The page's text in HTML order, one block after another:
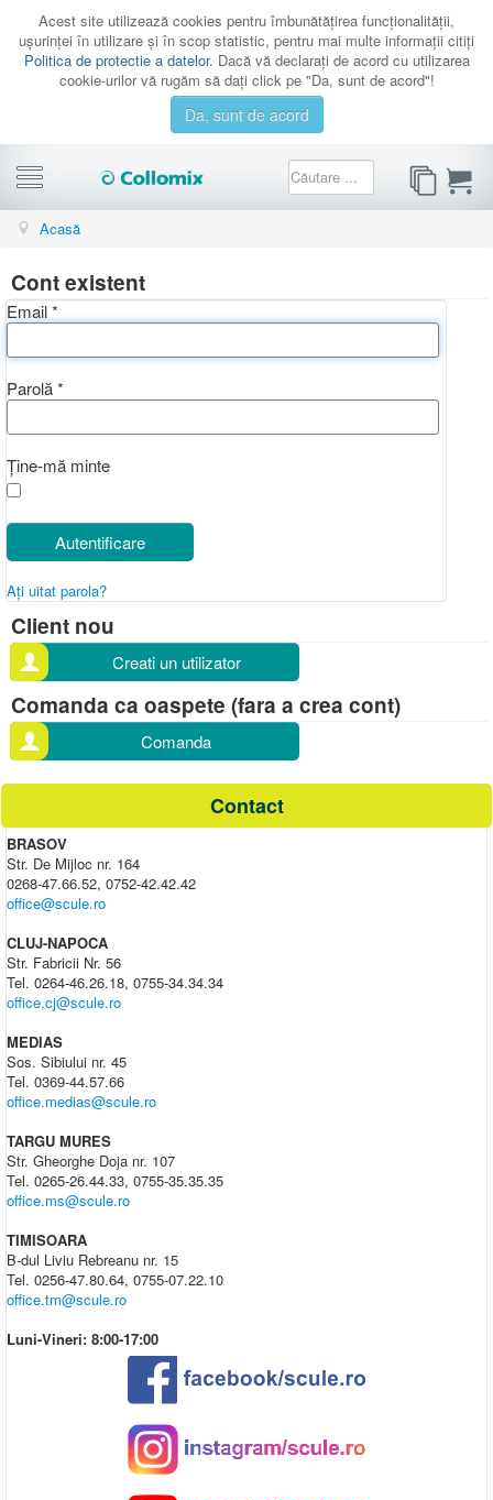
Acest site utilizează cookies pentru îmbunătăţirea funcţionalităţii,
uşurinţei în utilizare şi în scop statistic, pentru mai multe informaţii citiţi
Politica de protectie a datelor. Dacă vă declaraţi de acord cu utilizarea
cookie-urilor vă rugăm să daţi click pe "Da, sunt de acord"!
Da, sunt de acord
CATEGORII
CATALOAGE
SERVICE
CONTACT
AUTENTIFICARE
Acasă
Cont existent
Email*
Parolă*
Ține-mă minte
Autentificare
Aţi uitat parola?
Client nou
Creati un utilizator
Comanda ca oaspete (fara a crea cont)
Comanda
Contact
BRASOV
Str. De Mijloc nr. 164
0268-47.66.52, 0752-42.42.42
office@scule.ro
CLUJ-NAPOCA
Str. Fabricii Nr. 56
Tel. 0264-46.26.18, 0755-34.34.34
office.cj@scule.ro
MEDIAS
Sos. Sibiului nr. 45
Tel. 0369-44.57.66
office.medias@scule.ro
TARGU MURES
Str. Gheorghe Doja nr. 107
Tel. 0265-26.44.33, 0755-35.35.35
office.ms@scule.ro
TIMISOARA
B-dul Liviu Rebreanu nr. 15
Tel. 0256-47.80.64, 0755-07.22.10
office.tm@scule.ro
Luni-Vineri: 8:00-17:00